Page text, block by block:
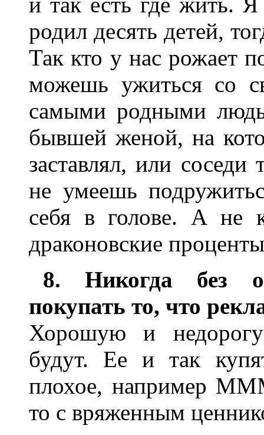
родил десять детей,
Так кто у нас рожает
можешь ужиться со
самыми родными
бывшей женой, на
заставлял, или
не умеешь
себя в голове. А не
драконовские
8. Никогда без
покупать то, что
Хорошую и
будут. Ее и так
плохое, например
то с вряженным